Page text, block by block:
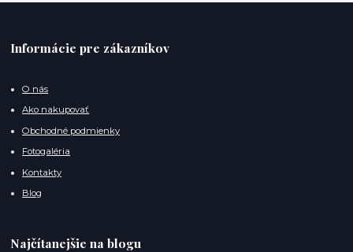
Informácie pre zákazníkov
O nás
Ako nakupovať
Obchodné podmienky
Fotogaléria
Kontakty
Blog
Najčítanejšie na blogu